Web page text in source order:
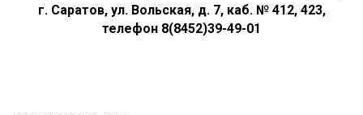
г. Саратов, ул. Вольская, д. 7, каб. № 412, 423,
телефон 8(8452)39-49-01